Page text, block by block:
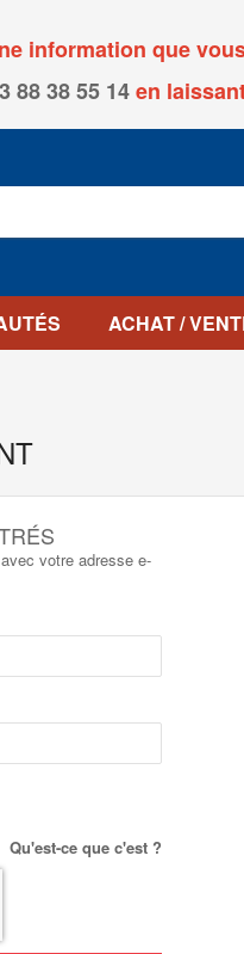
information que
88 38 55 14en
ACHAT /
votre adresse e-
Qu'est-ce que c'est ?